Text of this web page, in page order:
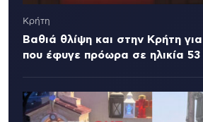
Κρήτη
Βαθιά θλίψη και στην Κρήτη
που έφυγε πρόωρα σε ηλικία